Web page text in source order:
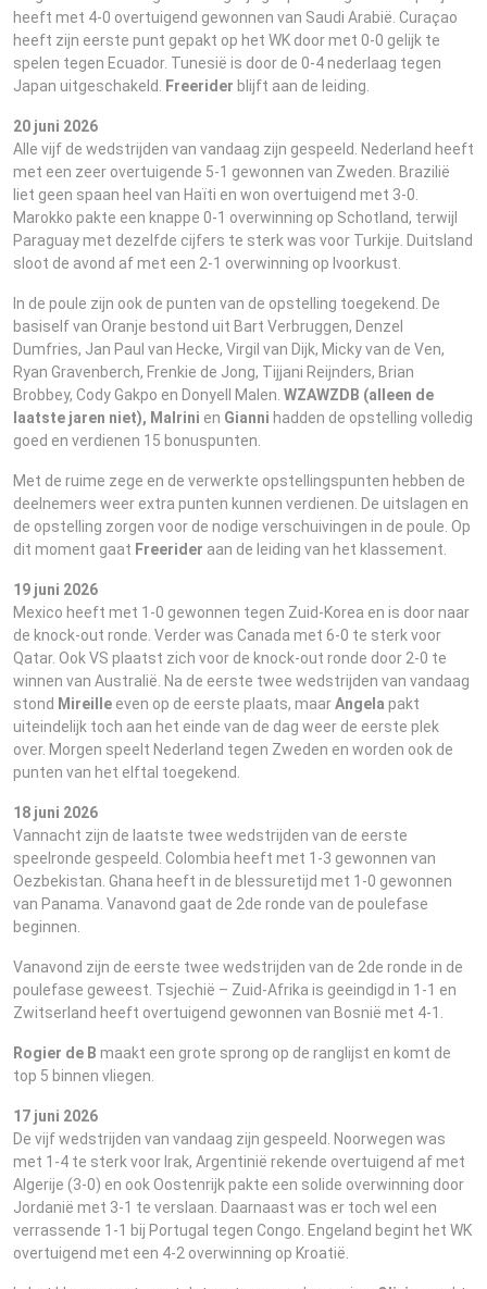
heeft met 4-0 overtuigend gewonnen van Saudi Arabië. Curaçao
heeft zijn eerste punt gepakt op het WK door met 0-0 gelijk te
spelen tegen Ecuador. Tunesië is door de 0-4 nederlaag tegen
Japan uitgeschakeld.
Freerider blijft aan de leiding.
20 juni 2026
Alle vijf de wedstrijden van vandaag zijn gespeeld. Nederland heeft
met een zeer overtuigende 5-1 gewonnen van Zweden. Brazilië
liet geen spaan heel van Haïti en won overtuigend met 3-0.
Marokko pakte een knappe 0-1 overwinning op Schotland, terwijl
Paraguay met dezelfde cijfers te sterk was voor Turkije. Duitsland
sloot de avond af met een 2-1 overwinning op Ivoorkust.
In de poule zijn ook de punten van de opstelling toegekend. De
basiself van Oranje bestond uit Bart Verbruggen, Denzel
Dumfries, Jan Paul van Hecke, Virgil van Dijk, Micky van de Ven,
Ryan Gravenberch, Frenkie de Jong, Tijjani Reijnders, Brian
Brobbey, Cody Gakpo en Donyell Malen. WZAWZDB (alleen de
laatste jaren niet), Malrini en Gianni hadden de opstelling volledig
goed en verdienen 15 bonuspunten.
Met de ruime zege en de verwerkte opstellingspunten hebben de
deelnemers weer extra punten kunnen verdienen. De uitslagen en
de opstelling zorgen voor de nodige verschuivingen in de poule. Op
dit moment gaat Freerider aan de leiding van het klassement.
19 juni 2026
Mexico heeft met 1-0 gewonnen tegen Zuid-Korea en is door naar
de knock-out ronde. Verder was Canada met 6-0 te sterk voor
Qatar. Ook VS plaatst zich voor de knock-out ronde door 2-0 te
winnen van Australië. Na de eerste twee wedstrijden van vandaag
stond Mireille even op de eerste plaats, maarAngela pakt
uiteindelijk toch aan het einde van de dag weer de eerste plek
over. Morgen speelt Nederland tegen Zweden en worden ook de
punten van het elftal toegekend.
18 juni 2026
Vannacht zijn de laatste twee wedstrijden van de eerste
speelronde gespeeld. Colombia heeft met 1-3 gewonnen van
Oezbekistan. Ghana heeft in de blessuretijd met 1-0 gewonnen
van Panama. Vanavond gaat de 2de ronde van de poulefase
beginnen.
Vanavond zijn de eerste twee wedstrijden van de 2de ronde in de
poulefase geweest. Tsjechië – Zuid-Afrika is geeindigd in 1-1 en
Zwitserland heeft overtuigend gewonnen van Bosnië met 4-1.
Rogier de B maakt een grote sprong op de ranglijst en komt de
top 5 binnen vliegen.
17 juni 2026
De vijf wedstrijden van vandaag zijn gespeeld. Noorwegen was
met 1-4 te sterk voor Irak, Argentinië rekende overtuigend af met
Algerije (3-0) en ook Oostenrijk pakte een solide overwinning door
Jordanië met 3-1 te verslaan. Daarnaast was er toch wel een
verrassende 1-1 bij Portugal tegen Congo. Engeland begint het WK
overtuigend met een 4-2 overwinning op Kroatië.